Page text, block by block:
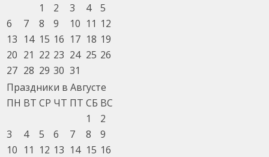
1
2 3 4
5
6
7 8 9 10 11 12
13 14 15 16 17 18 19
20 21 22 23 24 25 26
27 28 29 30 31
Праздники в Августе
ПН ВТ СР ЧТ ПТ СБ ВС
1
2
3
4 5 6 7 8
9
10 11 12 13 14 15 16